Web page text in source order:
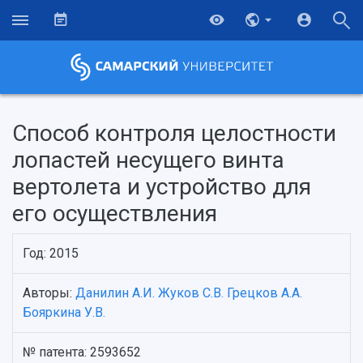
НАЗАД
Об университете
История
Новости
Главные новости
Образование
Почему я выбираю Самарский университет?
Научно-исследовательская деятельность
Основные научные направления
Способ контроля целостности
лопастей несущего винта
вертолета и устройство для
его осуществления
Год: 2015
Авторы: Данилин А.И. Жуков С.В. Грецков А.А.
Бояркина У.В.
№ патента: 2593652